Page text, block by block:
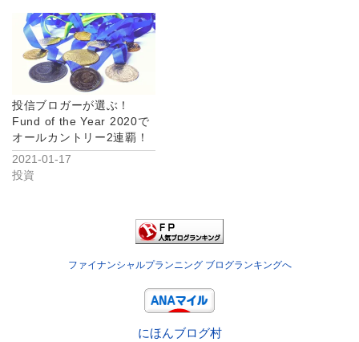
投信ブロガーが選ぶ！
Fund of the Year 2020で
オールカントリー2連覇！
2021-01-17
投資
ファイナンシャルプランニング ブログランキングへ
にほんブログ村